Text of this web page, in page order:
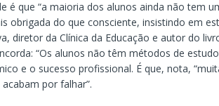
é que “a maioria dos alunos ainda não tem
obrigada do que consciente, insistindo em
diretor da Clínica da Educação e autor do
“Os alunos não têm métodos de
e o sucesso profissional. É que, nota,
por falhar”.